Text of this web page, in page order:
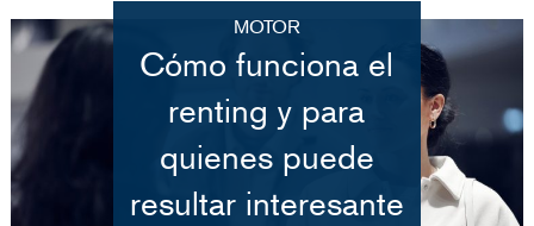
MOTOR
Cómo funciona el
renting y para
quienes puede
resultar interesante